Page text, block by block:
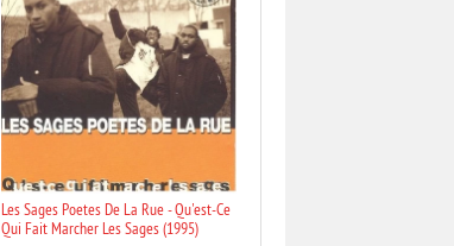
Les Sages Poetes De La Rue - Qu'est-Ce
Qui Fait Marcher Les Sages (1995)